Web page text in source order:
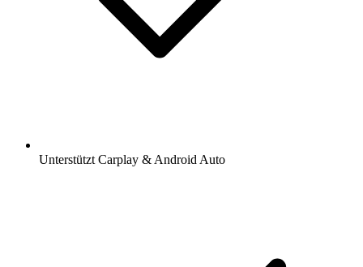
Unterstützt Carplay & Android Auto